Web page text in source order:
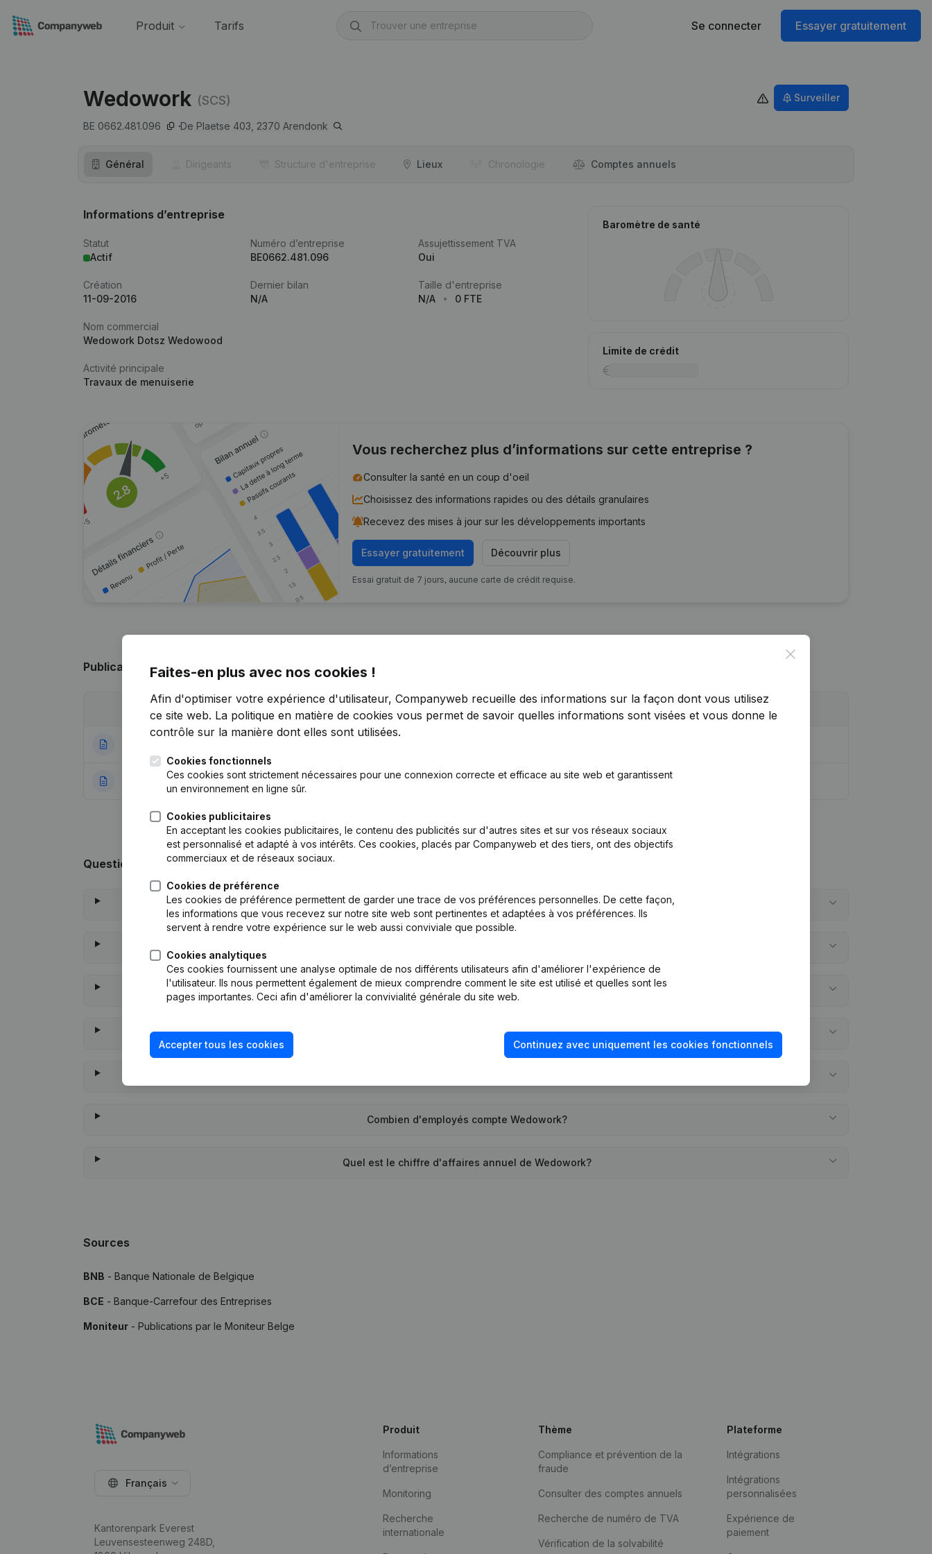
Produit Tarifs Se connecter Essayer gratuitement
Wedowork (SCS)
BE 0662.481.096 De Plaetse 403, 2370 Arendonk
Surveiller
Général Dirigeants Structure d'entreprise Lieux Chronologie Comptes annuels
Informations d’entreprise
Statut
Actif
Numéro d’entreprise
BE0662.481.096
Assujettissement TVA
Oui
Création
11-09-2016
Dernier bilan
N/A
Taille d'entreprise
N/A
0 FTE
Nom commercial
Wedowork Dotsz Wedowood
Activité principale
Travaux de menuiserie
Baromètre de santé
Limite de crédit
Vous recherchez plus d’informations sur cette entreprise ?
Consulter la santé en un coup d'oeil
Choisissez des informations rapides ou des détails granulaires
Recevez des mises à jour sur les développements importants
Essayer gratuitement Découvrir plus
Essai gratuit de 7 jours, aucune carte de crédit requise.
Publicationsde Wedowork
Publication
14-09-2016 Rubrique Constitution (Nouvelle Personne Morale, Ouverture Succursale, etc...)(NL)
Questions fréquemment posées
Quel est le numéro de TVA de Wedowork?
Quand la société Wedowork a-t-elle été créée?
Quelle est l'adresse de Wedowork?
Combien d'employés compte Wedowork?
Quel est le chiffre d'affaires annuel de Wedowork?
Sources
BNB - Banque Nationale de Belgique
BCE - Banque-Carrefour des Entreprises
Moniteur - Publications par le Moniteur Belge
Close
Faites-en plus avec nos cookies !
Afin d'optimiser votre expérience d'utilisateur, Companyweb recueille des informations sur la façon dont vous utilisez
ce site web. La politique en matière de cookies vous permet de savoir quelles informations sont visées et vous donne le
contrôle sur la manière dont elles sont utilisées.
Cookies fonctionnels
Ces cookies sont strictement nécessaires pour une connexion correcte et efficace au site web et garantissent
un environnement en ligne sûr.
Cookies publicitaires
En acceptant les cookies publicitaires, le contenu des publicités sur d'autres sites et sur vos réseaux sociaux
est personnalisé et adapté à vos intérêts. Ces cookies, placés par Companyweb et des tiers, ont des objectifs
commerciaux et de réseaux sociaux.
Cookies de préférence
Les cookies de préférence permettent de garder une trace de vos préférences personnelles. De cette façon,
les informations que vous recevez sur notre site web sont pertinentes et adaptées à vos préférences. Ils
servent à rendre votre expérience sur le web aussi conviviale que possible.
Cookies analytiques
Ces cookies fournissent une analyse optimale de nos différents utilisateurs afin d'améliorer l'expérience de
l'utilisateur. Ils nous permettent également de mieux comprendre comment le site est utilisé et quelles sont les
pages importantes. Ceci afin d'améliorer la convivialité générale du site web.
Accepter tous les cookies Continuez avec uniquement les cookies fonctionnels
Français
Kantorenpark Everest
Leuvensesteenweg 248D,
Produit
Informations
d’entreprise
Monitoring
Recherche
internationale
Thème
Compliance et prévention de la
fraude
Consulter des comptes annuels
Recherche de numéro de TVA
Vérification de la solvabilité
Plateforme
Intégrations
Intégrations
personnalisées
Expérience de
paiement